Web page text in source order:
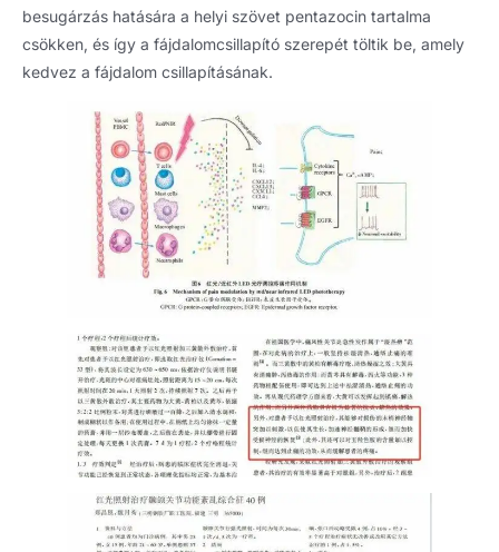
besugárzás hatására a helyi szövet pentazocin tartalma
csökken, és így a fájdalomcsillapító szerepét töltik be, amely
kedvez a fájdalom csillapításának.